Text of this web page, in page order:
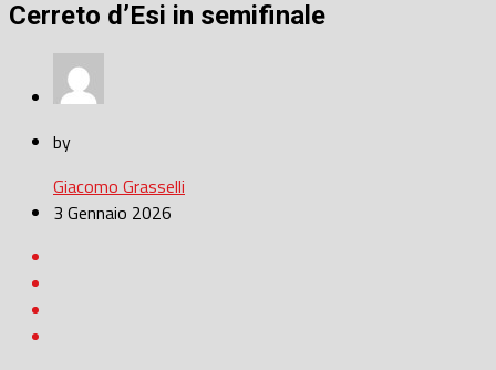
Cerreto d’Esi in semifinale
by
Giacomo Grasselli
3 Gennaio 2026